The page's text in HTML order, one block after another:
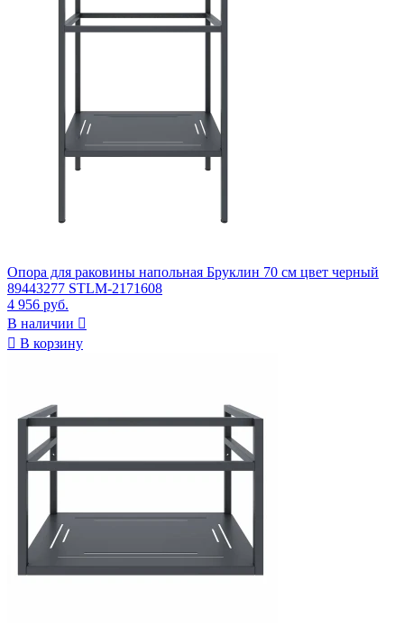
Опора для раковины напольная Бруклин 70 см цвет черный
89443277 STLM-2171608
4 956 руб.
В наличии 
 В корзину